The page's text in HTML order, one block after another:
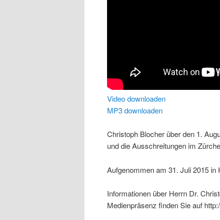
Video downloaden
MP3 downloaden
Christoph Blocher über den 1.
und die Ausschreitungen im
Aufgenommen am 31. Juli 2015 in
Informationen über Herrn Dr.
Medienpräsenz finden Sie auf